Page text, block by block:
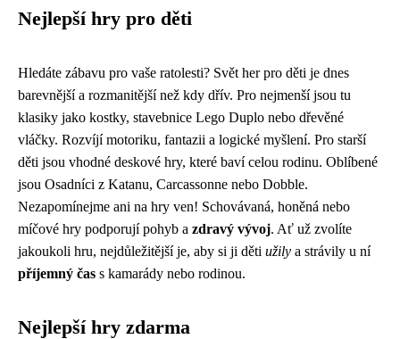
Nejlepší hry pro děti
Hledáte zábavu pro vaše ratolesti? Svět her pro děti je dnes
barevnější a rozmanitější než kdy dřív. Pro nejmenší jsou tu
klasiky jako kostky, stavebnice Lego Duplo nebo dřevěné
vláčky. Rozvíjí motoriku, fantazii a logické myšlení. Pro starší
děti jsou vhodné deskové hry, které baví celou rodinu. Oblíbené
jsou Osadníci z Katanu, Carcassonne nebo Dobble.
Nezapomínejme ani na hry ven! Schovávaná, honěná nebo
míčové hry podporují pohyb a zdravý vývoj. Ať už zvolíte
jakoukoli hru, nejdůležitější je, aby si ji děti užily a strávily u ní
příjemný čas s kamarády nebo rodinou.
Nejlepší hry zdarma